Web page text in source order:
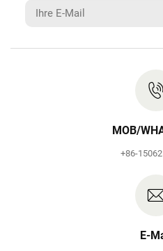
MOB/
+86-
E-